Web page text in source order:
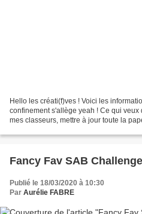
Hello les créati(f)ves ! Voici les
confinement s'allège yeah ! Ce qui
mes classeurs, mettre à jour toute la
Fancy Fav SAB
Publié le 18/03/2020 à 10:30
Par Aurélie FABRE